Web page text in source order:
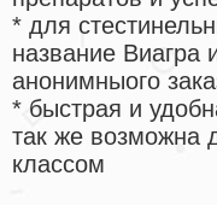
* для
название Виагра
анонимныого
* быстрая и
так же возможна
классом